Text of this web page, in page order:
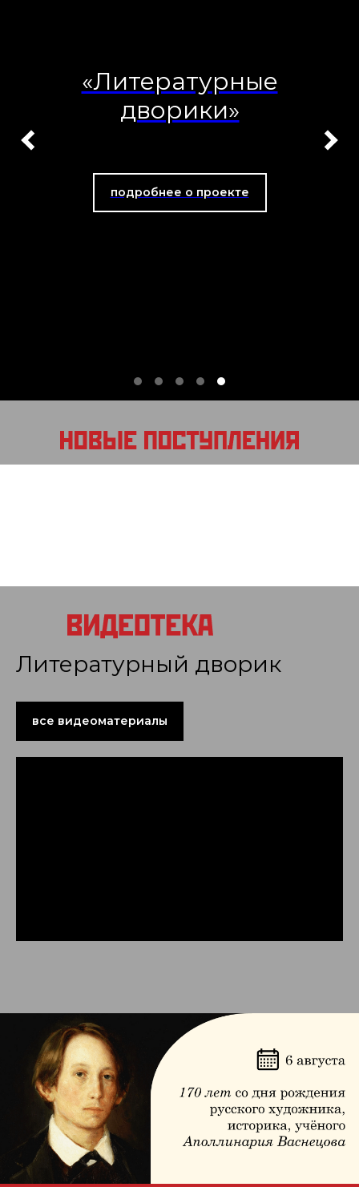
«Литературные
дворики»
подробнее о проекте
Литературный дворик
все видеоматериалы